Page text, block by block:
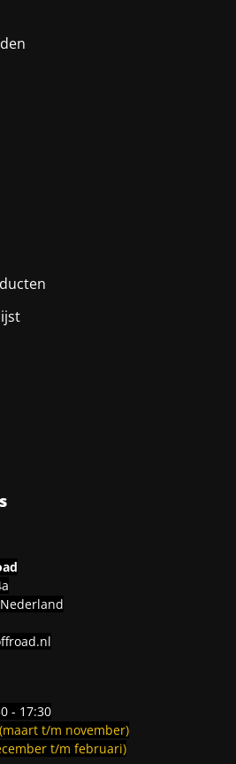
- 17:30
(maart t/m november)
t/m februari)